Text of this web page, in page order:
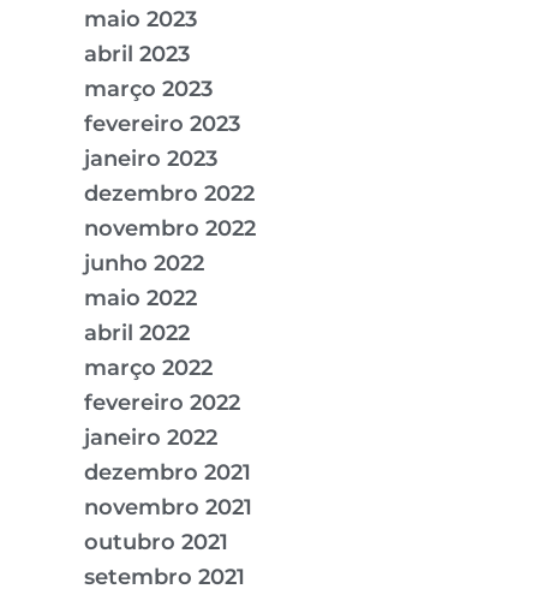
maio 2023
abril 2023
março 2023
fevereiro 2023
janeiro 2023
dezembro 2022
novembro 2022
junho 2022
maio 2022
abril 2022
março 2022
fevereiro 2022
janeiro 2022
dezembro 2021
novembro 2021
outubro 2021
setembro 2021